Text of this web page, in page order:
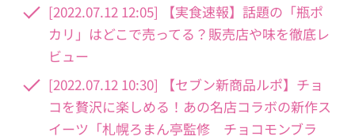
[2022.07.12 12:05] 【実食速報】話題の「瓶ポ
カリ」はどこで売ってる？販売店や味を徹底レ
ビュー
[2022.07.12 10:30] 【セブン新商品ルポ】チョ
コを贅沢に楽しめる！あの名店コラボの新作ス
イーツ「札幌ろまん亭監修 チョコモンブラ